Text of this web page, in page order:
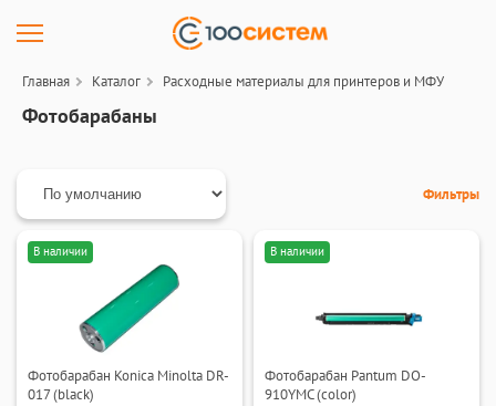
Главная Каталог Расходные материалы для принтеров и МФУ
Фотобарабаны
Фильтры
В наличии
Фотобарабан Konica Minolta DR-
017 (black)
В наличии
Фотобарабан Pantum DO-
910YMC (color)